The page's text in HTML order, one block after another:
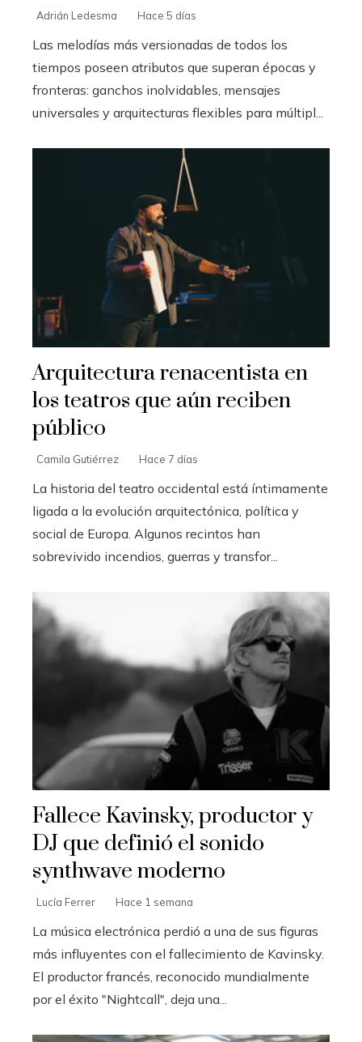
Adrián Ledesma Hace 5 días
Las melodías más versionadas de todos los
tiempos poseen atributos que superan épocas y
fronteras: ganchos inolvidables, mensajes
universales y arquitecturas flexibles para múltipl...
Arquitectura renacentista en
los teatros que aún reciben
público
Camila Gutiérrez Hace 7 días
La historia del teatro occidental está íntimamente
ligada a la evolución arquitectónica, política y
social de Europa. Algunos recintos han
sobrevivido incendios, guerras y transfor...
Fallece Kavinsky, productor y
DJ que definió el sonido
synthwave moderno
Lucía Ferrer Hace 1 semana
La música electrónica perdió a una de sus figuras
más influyentes con el fallecimiento de Kavinsky.
El productor francés, reconocido mundialmente
por el éxito "Nightcall", deja una...